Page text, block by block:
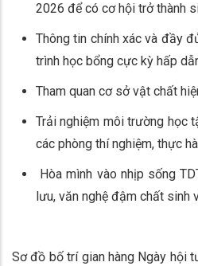
2026 để có cơ hội trở thành
Thông tin chính xác và đầy
trình học bổng cực kỳ hấp
Tham quan cơ sở vật chất
Trải nghiệm môi trường học
các phòng thí nghiệm, thực
Hòa mình vào nhịp sống
lưu, văn nghệ đậm chất sinh
Sơ đồ bố trí gian hàng Ngày hội